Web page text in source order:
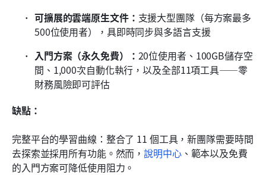
可擴展的雲端原生文件： 支援大型團隊（每方案最多
500位使用者），具即時同步與多語言支援
入門方案（永久免費）： 20位使用者、100GB儲存空
間、1,000次自動化執行，以及全部11項工具——零
財務風險即可評估
缺點：
完整平台的學習曲線：整合了 11 個工具，新團隊需要時間
去探索並採用所有功能。然而，說明中心、範本以及免費
的入門方案可降低使用阻力。